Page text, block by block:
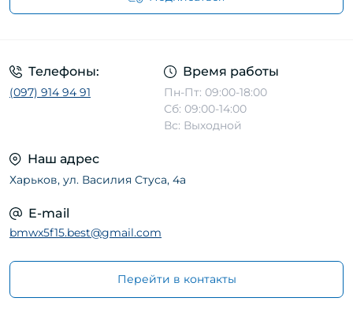
Телефоны:
(097) 914 94 91
Время работы
Пн-Пт: 09:00-18:00
Сб: 09:00-14:00
Вс: Выходной
Наш адрес
Харьков, ул. Василия Стуса, 4а
E-mail
bmwx5f15.best@gmail.com
Перейти в контакты